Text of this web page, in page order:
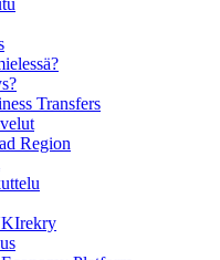
Transfers
Region